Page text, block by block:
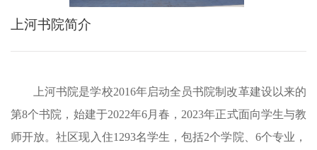
上河书院简介
上河书院是学校2016年启动全员书院制改革建设以来的
第8个书院，始建于2022年6月春，2023年正式面向学生与教
师开放。社区现入住1293名学生，包括2个学院、6个专业 ，